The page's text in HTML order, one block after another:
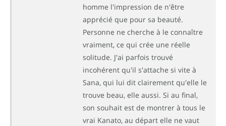
homme l'impression de n'être
apprécié que pour sa beauté.
Personne ne cherche à le connaître
vraiment, ce qui crée une réelle
solitude. J'ai parfois trouvé
incohérent qu'il s'attache si vite à
Sana, qui lui dit clairement qu'elle le
trouve beau, elle aussi. Si au final,
son souhait est de montrer à tous le
vrai Kanato, au départ elle ne vaut